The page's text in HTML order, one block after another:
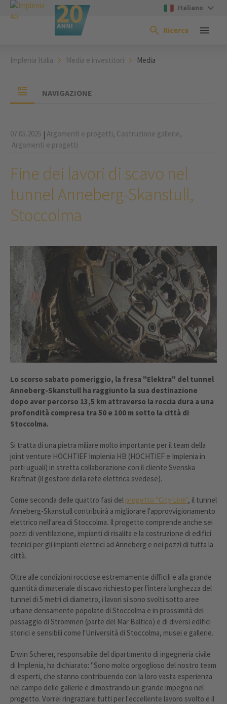
Italiano
Ricerca
Implenia Italia Media e investitori Media
NAVIGAZIONE
07.05.2025 | Argomenti e progetti, Costruzione gallerie,
Argomenti e progetti
Fine dei lavori di scavo nel
tunnel Anneberg-Skanstull,
Stoccolma
Lo scorso sabato pomeriggio, la fresa "Elektra" del tunnel
Anneberg-Skanstull ha raggiunto la sua destinazione
dopo aver percorso 13,5 km attraverso la roccia dura a una
profondità compresa tra 50 e 100 m sotto la città di
Stoccolma.
Si tratta di una pietra miliare molto importante per il team della
joint venture HOCHTIEF Implenia HB (HOCHTIEF e Implenia in
parti uguali) in stretta collaborazione con il cliente Svenska
Kraftnät (il gestore della rete elettrica svedese).
Come seconda delle quattro fasi del progetto "City Link", il tunnel
Anneberg-Skanstull contribuirà a migliorare l'approvvigionamento
elettrico nell'area di Stoccolma. Il progetto comprende anche sei
pozzi di ventilazione, impianti di risalita e la costruzione di edifici
tecnici per gli impianti elettrici ad Anneberg e nei pozzi di tutta la
città.
Oltre alle condizioni rocciose estremamente difficili e alla grande
quantità di materiale di scavo richiesto per l'intera lunghezza del
tunnel di 5 metri di diametro, i lavori si sono svolti sotto aree
urbane densamente popolate di Stoccolma e in prossimità del
passaggio di Strömmen (parte del Mar Baltico) e di diversi edifici
storici e sensibili come l'Università di Stoccolma, musei e gallerie.
Erwin Scherer, responsabile del dipartimento di ingegneria civile
di Implenia, ha dichiarato: "Sono molto orgoglioso del nostro team
di esperti, che stanno contribuendo con la loro vasta esperienza
nel campo delle gallerie e dimostrando un grande impegno nel
progetto. Vorrei ringraziare tutti per l'eccellente lavoro svolto e il